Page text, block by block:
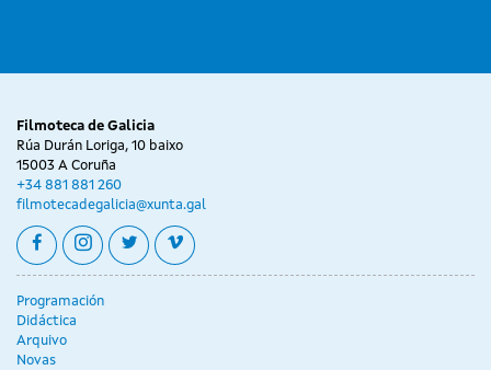
Filmoteca de Galicia
Rúa Durán Loriga, 10 baixo
15003 A Coruña
+34 881 881 260
filmotecadegalicia@xunta.gal
facebookinstagram
twittervimeo
Programación
Didáctica
Arquivo
Novas